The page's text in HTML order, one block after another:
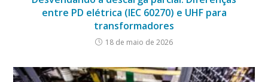
entre PD elétrica (IEC 60270) e UHF para
transformadores
18 de maio de 2026